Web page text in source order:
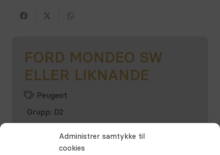
Administrer samtykke til
cookies
FORD MONDEO SW
ELLER LIKNANDE
Peugeot
Grupp: D2
Växellåda:Automatisk